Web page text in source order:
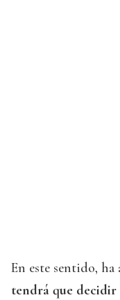
En este sentido, ha
tendrá que decidir